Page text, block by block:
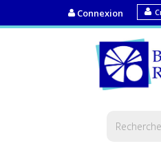
Connexion